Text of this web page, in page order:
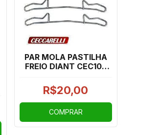
PAR MOLA PASTILHA
FREIO DIANT CEC105
UNO, NOVO UNO,
LINEA, PUNTO, DOBLO,
GOL
R$20,00
COMPRAR